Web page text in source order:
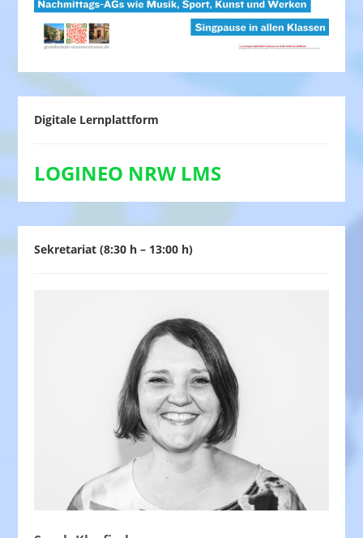
Digitale Lernplattform
LOGINEO NRW LMS
Sekretariat (8:30 h – 13:00 h)